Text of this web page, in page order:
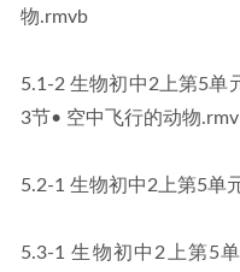
物.rmvb
5.1-2 生物初中2上第5单
3节• 空中飞行的动物
5.2-1 生物初中2上第5单
5.3-1 生物初中2上第5